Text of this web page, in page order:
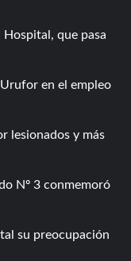
que pasa
en el empleo
lesionados y más
Nº 3 conmemoró
su preocupación